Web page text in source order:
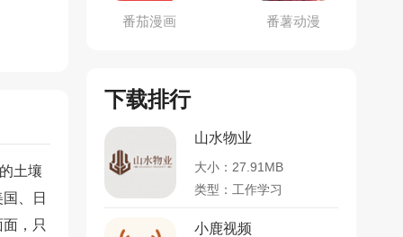
土壤
、日
，只
番茄漫画 番薯动漫
下载排行
山水物业
大小：27.91MB
类型：工作学习
小鹿视频